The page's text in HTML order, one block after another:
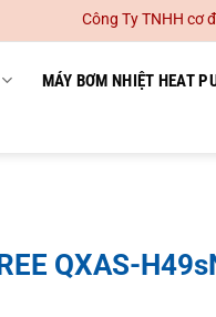
Công Ty TNHH cơ điện
MÁY BƠM NHIỆT HEAT
QXAS-